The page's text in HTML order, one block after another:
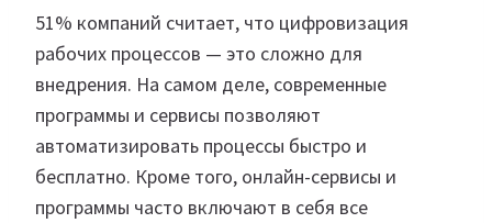
51% компаний считает, что цифровизация
рабочих процессов — это сложно для
внедрения. На самом деле, современные
программы и сервисы позволяют
автоматизировать процессы быстро и
бесплатно. Кроме того, онлайн-сервисы и
программы часто включают в себя все